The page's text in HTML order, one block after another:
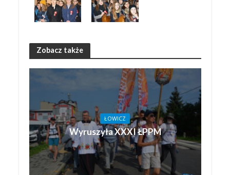
Zobacz także
ŁOWICZ
Wyruszyła XXXI ŁPPM